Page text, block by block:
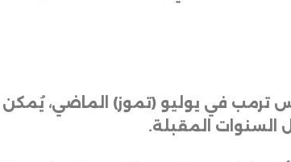
الرئيس ترمب في يوليو (تموز) الماضي، يُمكن
السنوات المقبلة.